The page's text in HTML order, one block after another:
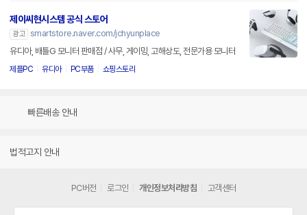
제이씨현시스템 공식 스토어
광고 smartstore.naver.com/jchyunplace
유디아, 배틀G 모니터 판매점 / 사무, 게이밍, 고해상도, 전문가용 모니터
제플PC 유디아 PC부품 쇼핑스토리
빠른배송 안내
법적고지 안내
PC버전 로그인 개인정보처리방침 고객센터